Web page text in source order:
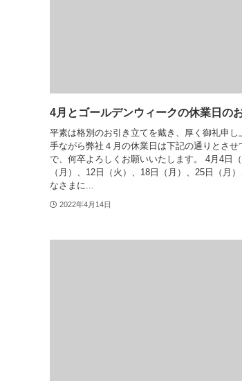
4月とゴールデンウィークの休業日の
平素は格別のお引き立てを戴き、厚く御礼申し
手ながら弊社４月の休業日は下記の通りとさせ
で、何卒よろしくお願いいたします。 4月4日
（月）、12日（火）、18日（月）、25日（月
なさまに...
2022年4月14日